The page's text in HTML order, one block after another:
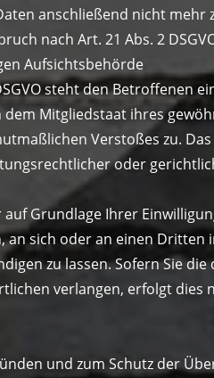
anschließend nicht mehr
nach Art. 21 Abs. 2
Aufsichtsbehörde
steht den Betroffenen
Mitgliedstaat ihres
Verstoßes zu.
oder
auf Grundlage Ihrer
sich oder an einen Dritten
zu lassen. Sofern Sie
verlangen, erfolgt dies
und zum Schutz der